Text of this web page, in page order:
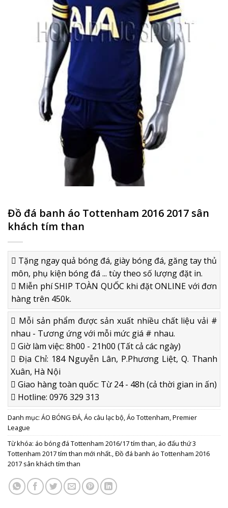
Đồ đá banh áo Tottenham 2016 2017 sân
khách tím than
Tặng ngay quả bóng đá, giày bóng đá, găng tay thủ
môn, phụ kiện bóng đá ... tùy theo số lượng đặt in.
Miễn phí SHIP TOÀN QUỐC khi đặt ONLINE với đơn
hàng trên 450k.
Mỗi sản phẩm được sản xuất nhiều chất liệu vải #
nhau - Tương ứng với mỗi mức giá # nhau.
Giờ làm việc: 8h00 - 21h00 (Tất cả các ngày)
Địa Chỉ: 184 Nguyễn Lân, P.Phương Liệt, Q. Thanh
Xuân, Hà Nội
Giao hàng toàn quốc: Từ 24 - 48h (cả thời gian in ấn)
Hotline: 0976 329 313
Danh mục: ÁO BÓNG ĐÁ,Áo câu lạc bộ,Áo Tottenham,Premier
League
Từ khóa: áo bóng đá Tottenham 2016/17 tím than, áo đấu thứ 3
Tottenham 2017 tím than mới nhất.,Đồ đá banh áo Tottenham 2016
2017 sân khách tím than